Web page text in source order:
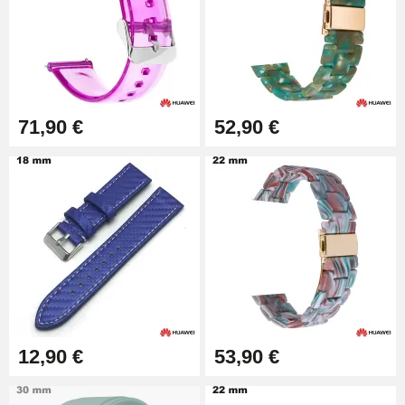
Pince à Poinçonner (pince trou)
57,42 €
Pince Trou pour Bracelet de
Kit Horlogerie Débutant
26,90 €
Boîte Pompe Bracelet Montre -
Diamètre 1,50 mm - 8 à 25 mm
Boîte Pompe pour Bracelet
71,90 € 52,90 €
12,90 € 53,90 €